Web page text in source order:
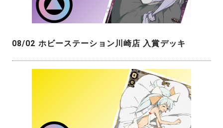
08/02 ホビーステーション川崎店 入賞デッキ